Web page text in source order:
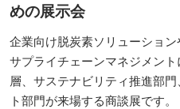
めの展示会
企業向け脱炭素ソリューション
サプライチェーンマネジメン
層、サステナビリティ推進部
ト部門が来場する商談展です。